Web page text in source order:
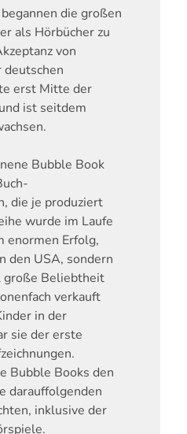
die großen
als Hörbücher zu
von
deutschen
erst Mitte der
ist seitdem
Bubble Book
die je produziert
wurde im Laufe
enormen Erfolg,
den USA, sondern
große Beliebtheit
verkauft
in der
sie der erste
Bubble Books den
darauffolgenden
inklusive der